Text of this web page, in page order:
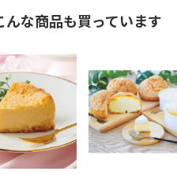
な商品も買っています